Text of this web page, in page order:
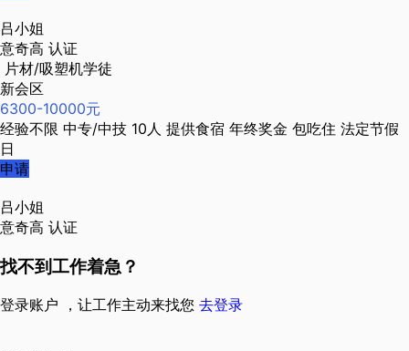
吕小姐
意奇高 认证
片材/吸塑机学徒
新会区
6300-10000元
经验不限 中专/中技 10人 提供食宿 年终奖金 包吃住 法定节假
日
申请
吕小姐
意奇高 认证
找不到工作着急？
登录账户 ，让工作主动来找您 去登录